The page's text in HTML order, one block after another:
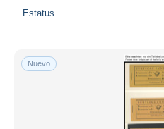
Estatus
Nuevo